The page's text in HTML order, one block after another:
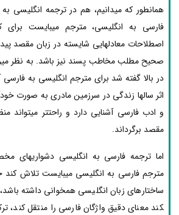
همانطور که می­دانیم، هم در ترجمه انگلیسی
فارسی به انگلیسی، مترجم می­بایست برای
اصطلاحات معادل­هایی شایسته در زبان مقصد
صحیح مطلب مخاطب ­پسند نیز باشد. به نظر
در بالا گفته شد برای مترجم انگلیسی به فارسی
اثر سال­ها زندگی در سرزمین مادری به صورت
و ادب فارسی آشنایی دارد و راحت­تر می­تواند
مقصد برگرداند.
اما ترجمه فارسی به انگلیسی دشواری­های
مترجم فارسی به انگلیسی می­بایست تلاش کند
کند معنای دقیق واژگان فارسی را منتقل کند،